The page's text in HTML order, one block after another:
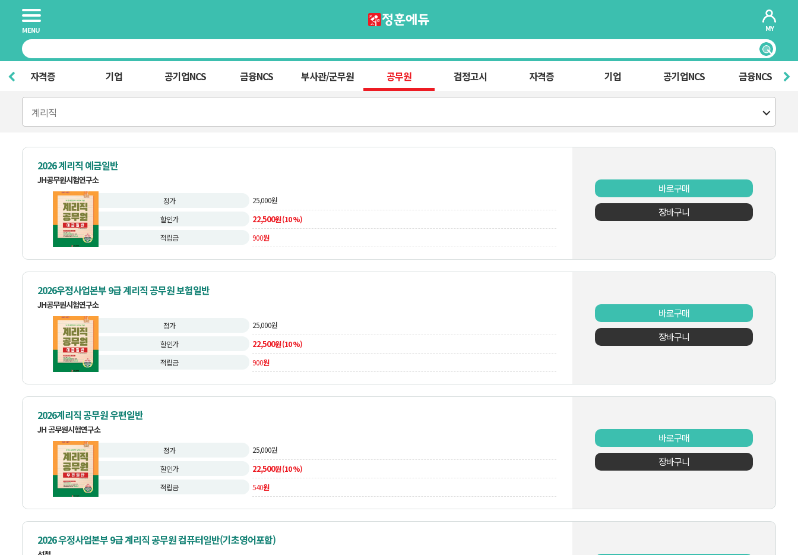
MENU MY
자격증 기업 공기업NCS 금융NCS 부사관/군무원 공무원 검정고시 자격증 기업 공기업NCS 금융NCS
계리직
2026 계리직 예금일반
JH공무원시험연구소
정가 25,000원
할인가
22,500원 (10 %)
적립금
900원
바로구매
장바구니
2026우정사업본부 9급 계리직 공무원 보험일반
JH공무원시험연구소
정가 25,000원
할인가
22,500원 (10 %)
적립금
900원
바로구매
장바구니
2026계리직 공무원 우편일반
JH 공무원시험연구소
정가 25,000원
할인가
22,500원 (10 %)
적립금
540원
바로구매
장바구니
2026 우정사업본부 9급 계리직 공무원 컴퓨터일반(기초영어포함)